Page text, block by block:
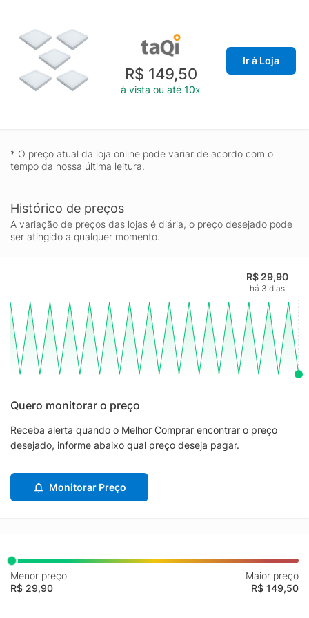
R$ 149,50
à vista ou até 10x
Ir à Loja
* O preço atual da loja online pode variar de acordo com o
tempo da nossa última leitura.
Histórico de preços
A variação de preços das lojas é diária, o preço desejado pode
ser atingido a qualquer momento.
R$ 29,90
há 3 dias
Quero monitorar o preço
Receba alerta quando o Melhor Comprar encontrar o preço
desejado, informe abaixo qual preço deseja pagar.
Monitorar Preço
Menor preço
R$ 29,90
Maior preço
R$ 149,50